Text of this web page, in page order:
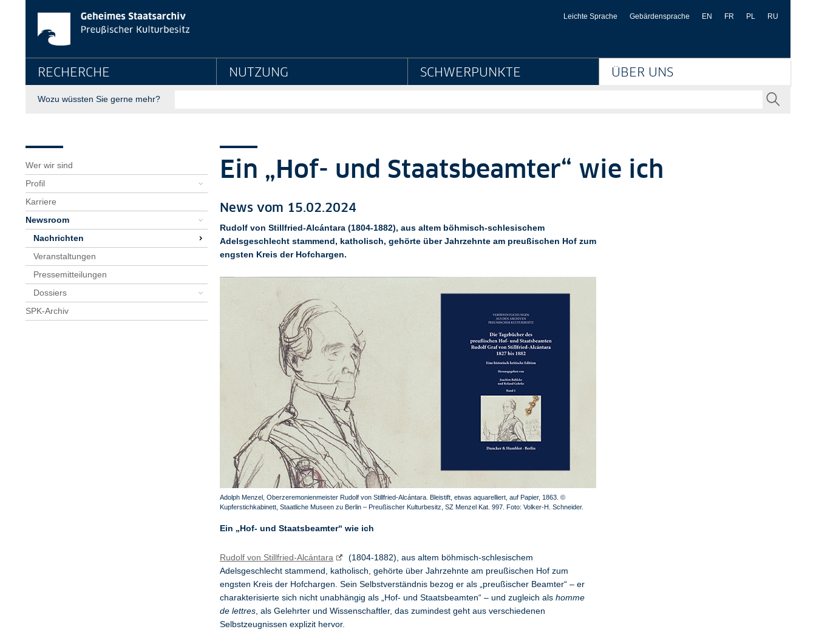
Springe direkt zu:
News-Detailseite - Geheimes Staatsarchiv Preußischer Kulturbesitz
Leichte Sprache Gebärdensprache EN FR PL RU
Hauptnavigation
RECHERCHE NUTZUNG SCHWERPUNKTE ÜBER UNS
Suche
Wozu wüssten Sie gerne mehr?
Wer wir sind
Profil
Karriere
Newsroom
Nachrichten
Veranstaltungen
Pressemitteilungen
Dossiers
SPK-Archiv
Ein „Hof- und Staatsbeamter“ wie ich
News vom 15.02.2024
Rudolf von Stillfried-Alcántara (1804-1882), aus altem böhmisch-schlesischem
Adelsgeschlecht stammend, katholisch, gehörte über Jahrzehnte am preußischen Hof zum
engsten Kreis der Hofchargen.
Adolph Menzel, Oberzeremonienmeister Rudolf von Stillfried-Alcántara. Bleistift, etwas aquarelliert, auf Papier, 1863. ©
Kupferstichkabinett, Staatliche Museen zu Berlin – Preußischer Kulturbesitz, SZ Menzel Kat. 997. Foto: Volker-H. Schneider.
Ein „Hof- und Staatsbeamter“ wie ich
Rudolf von Stillfried-Alcántara
(1804-1882), aus altem böhmisch-schlesischem
Adelsgeschlecht stammend, katholisch, gehörte über Jahrzehnte am preußischen Hof zum
engsten Kreis der Hofchargen. Sein Selbstverständnis bezog er als „preußischer Beamter“ – er
charakterisierte sich nicht unabhängig als „Hof- und Staatsbeamten“ – und zugleich als homme
de lettres , als Gelehrter und Wissenschaftler, das zumindest geht aus verschiedenen
Selbstzeugnissen explizit hervor.